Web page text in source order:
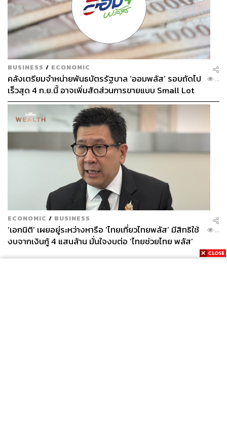
BUSINESS / ECONOMIC
คลังเตรียมจำหน่ายพันธบัตรรัฐบาล ‘ออมพลัส’ รอบถัดไป
เร็วสุด 4 ก.ย.นี้ อาจเพิ่มสัดส่วนการขายแบบ Small Lot
First มากขึ้น
...
ECONOMIC / BUSINESS
‘เอกนิติ’ เผยอยู่ระหว่างหารือ ‘ไทยเที่ยวไทยพลัส’ มีสิทธิใช้
งบจากเงินกู้ 4 แสนล้าน มั่นใจงบต่อ ‘ไทยช่วยไทย พลัส’
...